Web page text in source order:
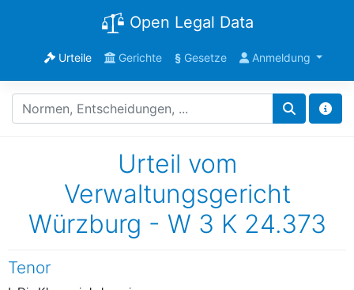
Open Legal Data
Urteile Gerichte §Gesetze Anmeldung
Urteil vom
Verwaltungsgericht
Würzburg - W 3 K 24.373
Tenor